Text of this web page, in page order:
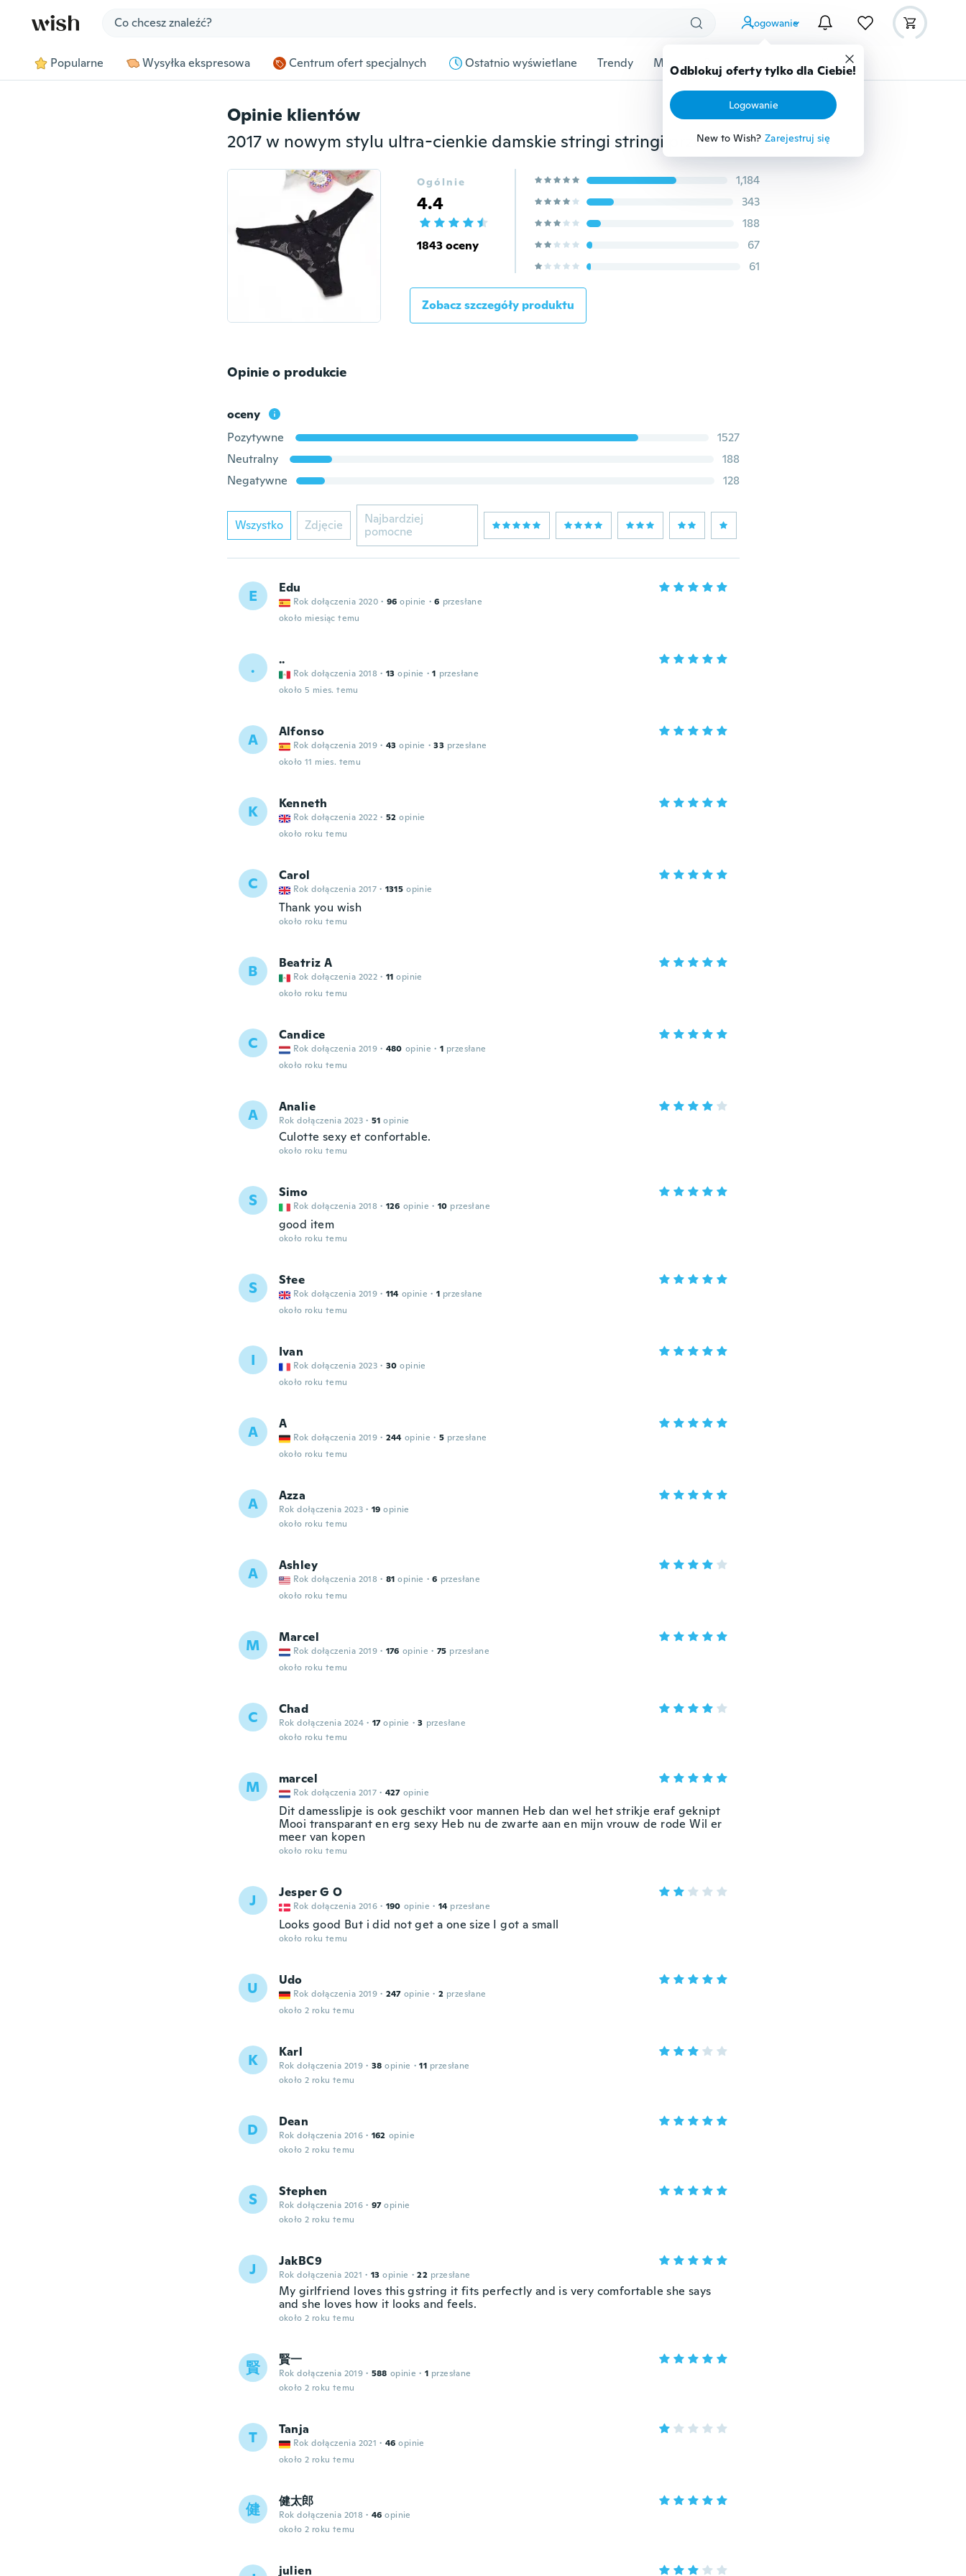
Logowanie
Odblokuj oferty tylko dla Ciebie!
Logowanie
New to Wish? Zarejestruj się
Popularne Wysyłka ekspresowa Centrum ofert specjalnych Ostatnio wyświetlane Trendy Moda Przybory dziecięce Więcej
Opinie klientów
2017 w nowym stylu ultra-cienkie damskie stringi stringi przezroczyste seksowne majtki bielizna damska bawełniane koronkowe figi Tanga gorąca sprzedaż
Ogólnie
4.4
1843 oceny
1,184
343
188
67
61
Zobacz szczegóły produktu
Opinie o produkcie
oceny
Pozytywne
1527
Neutralny
188
Negatywne
128
Wszystko Zdjęcie
Najbardziej
pomocne
E Edu
Rok dołączenia 2020 · 96 opinie · 6 przesłane
około miesiąc temu
. ..
Rok dołączenia 2018 · 13 opinie · 1 przesłane
około 5 mies. temu
A Alfonso
Rok dołączenia 2019 · 43 opinie · 33 przesłane
około 11 mies. temu
K Kenneth
Rok dołączenia 2022 · 52 opinie
około roku temu
C Carol
Rok dołączenia 2017 · 1315 opinie
Thank you wish
około roku temu
B Beatriz A
Rok dołączenia 2022 · 11 opinie
około roku temu
C Candice
Rok dołączenia 2019 · 480 opinie · 1 przesłane
około roku temu
A Analie
Rok dołączenia 2023 · 51 opinie
Culotte sexy et confortable.
około roku temu
S Simo
Rok dołączenia 2018 · 126 opinie · 10 przesłane
good item
około roku temu
S Stee
Rok dołączenia 2019 · 114 opinie · 1 przesłane
około roku temu
I Ivan
Rok dołączenia 2023 · 30 opinie
około roku temu
A A
Rok dołączenia 2019 · 244 opinie · 5 przesłane
około roku temu
A Azza
Rok dołączenia 2023 · 19 opinie
około roku temu
A Ashley
Rok dołączenia 2018 · 81 opinie · 6 przesłane
około roku temu
M Marcel
Rok dołączenia 2019 · 176 opinie · 75 przesłane
około roku temu
C Chad
Rok dołączenia 2024 · 17 opinie · 3 przesłane
około roku temu
M marcel
Rok dołączenia 2017 · 427 opinie
Dit damesslipje is ook geschikt voor mannen Heb dan wel het strikje eraf geknipt
Mooi transparant en erg sexy Heb nu de zwarte aan en mijn vrouw de rode Wil er
meer van kopen
około roku temu
J Jesper G O
Rok dołączenia 2016 · 190 opinie · 14 przesłane
Looks good But i did not get a one size I got a small
około roku temu
U Udo
Rok dołączenia 2019 · 247 opinie · 2 przesłane
około 2 roku temu
K Karl
Rok dołączenia 2019 · 38 opinie · 11 przesłane
około 2 roku temu
D Dean
Rok dołączenia 2016 · 162 opinie
około 2 roku temu
S Stephen
Rok dołączenia 2016 · 97 opinie
około 2 roku temu
J JakBC9
Rok dołączenia 2021 · 13 opinie · 22 przesłane
My girlfriend loves this gstring it fits perfectly and is very comfortable she says
and she loves how it looks and feels.
około 2 roku temu
賢 賢一
Rok dołączenia 2019 · 588 opinie · 1 przesłane
około 2 roku temu
T Tanja
Rok dołączenia 2021 · 46 opinie
około 2 roku temu
健 健太郎
Rok dołączenia 2018 · 46 opinie
około 2 roku temu
julien